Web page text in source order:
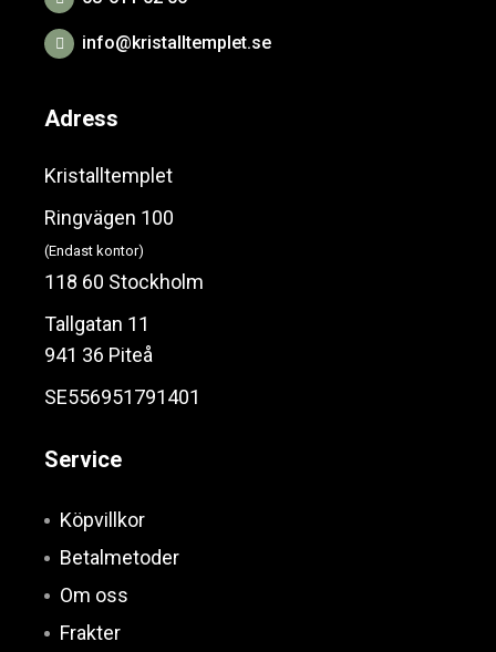
info@kristalltemplet.se
Adress
Kristalltemplet
Ringvägen 100
(Endast kontor)
118 60 Stockholm
Tallgatan 11
941 36 Piteå
SE556951791401
Service
Köpvillkor
Betalmetoder
Om oss
Frakter